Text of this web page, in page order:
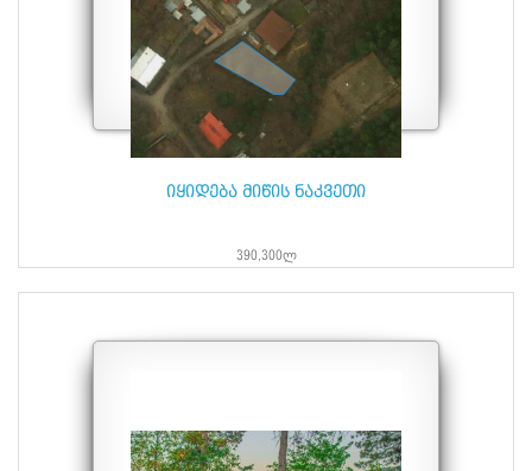
იყიდება მიწის ნაკვეთი
390,300ლ